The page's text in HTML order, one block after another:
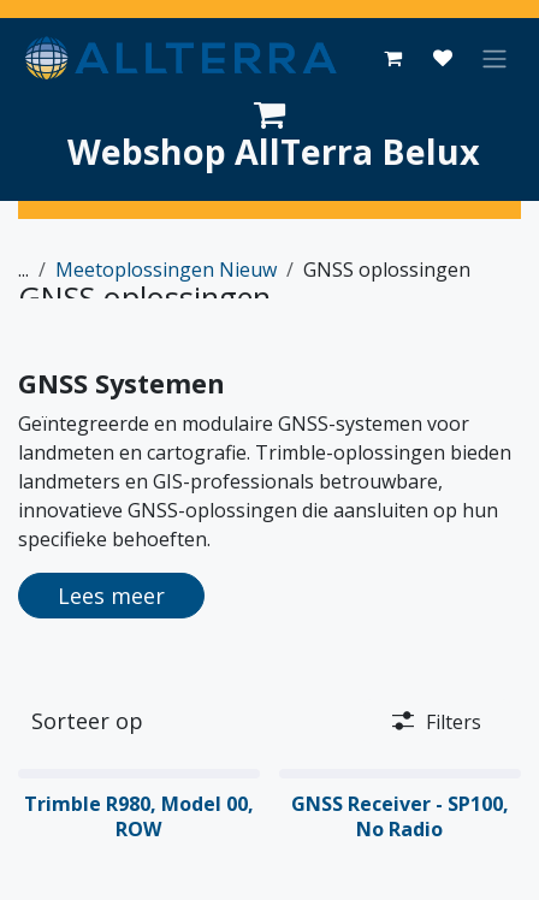
Overslaan naar inhoud
Webshop AllTerra Belux
... Meetoplossingen Nieuw GNSS oplossingen
GNSS oplossingen
GNSS Systemen
Geïntegreerde en modulaire GNSS-systemen voor
landmeten en cartografie. Trimble-oplossingen bieden
landmeters en GIS-professionals betrouwbare,
innovatieve GNSS-oplossingen die aansluiten op hun
specifieke behoeften.
Lees meer
Sorteer op Filters
Trimble R980, Model 00,
ROW
GNSS Receiver - SP100,
No Radio